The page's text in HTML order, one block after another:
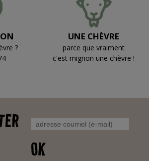
?
UNE CHÈVRE
parce que vraiment
c'est mignon une chèvre !
OK